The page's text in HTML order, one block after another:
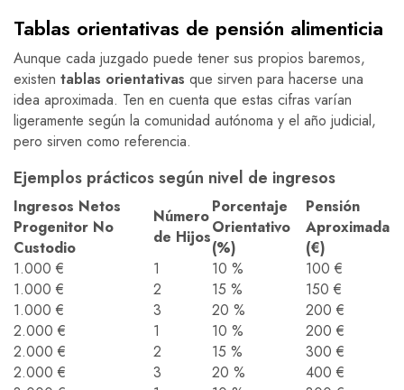
Tablas orientativas de pensión alimenticia
Aunque cada juzgado puede tener sus propios baremos,
existen tablas orientativas que sirven para hacerse una
idea aproximada. Ten en cuenta que estas cifras varían
ligeramente según la comunidad autónoma y el año judicial,
pero sirven como referencia.
Ejemplos prácticos según nivel de ingresos
Ingresos Netos
Progenitor No
Custodio
Número
de Hijos
Porcentaje
Orientativo
(%)
Pensión
Aproximada
(€)
1.000 €
1 10 %
100 €
1.000 €
2 15 %
150 €
1.000 €
3 20 %
200 €
2.000 €
1 10 %
200 €
2.000 €
2 15 %
300 €
2.000 €
3 20 %
400 €